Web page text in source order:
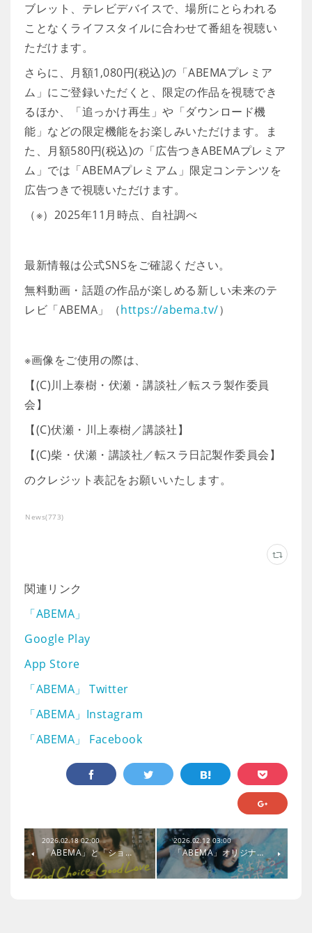
ブレット、テレビデバイスで、場所にとらわれる
ことなくライフスタイルに合わせて番組を視聴い
ただけます。
さらに、月額1,080円(税込)の「ABEMAプレミア
ム」にご登録いただくと、限定の作品を視聴でき
るほか、「追っかけ再生」や「ダウンロード機
能」などの限定機能をお楽しみいただけます。ま
た、月額580円(税込)の「広告つきABEMAプレミア
ム」では「ABEMAプレミアム」限定コンテンツを
広告つきで視聴いただけます。
（※）2025年11月時点、自社調べ
最新情報は公式SNSをご確認ください。
無料動画・話題の作品が楽しめる新しい未来のテ
レビ「ABEMA」（https://abema.tv/）
※画像をご使用の際は、
【(C)川上泰樹・伏瀬・講談社／転スラ製作委員
会】
【(C)伏瀬・川上泰樹／講談社】
【(C)柴・伏瀬・講談社／転スラ日記製作委員会】
のクレジット表記をお願いいたします。
News(773)
関連リンク
「ABEMA」
Google Play
App Store
「ABEMA」 Twitter
「ABEMA」Instagram
「ABEMA」 Facebook
2026.02.18 02:00
「ABEMA」と「ショ…
2026.02.12 03:00
「ABEMA」オリジナ…